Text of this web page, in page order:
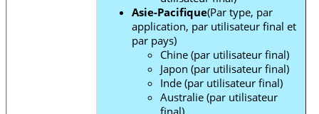
Asie-Pacifique(Par type, par
application, par utilisateur final et
par pays)
Chine (par utilisateur final)
Japon (par utilisateur final)
Inde (par utilisateur final)
Australie (par utilisateur